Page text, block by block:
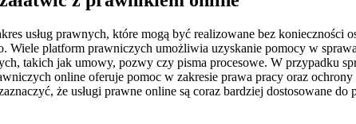
usług prawnych, które mogą być realizowane bez
Wiele platform prawniczych umożliwia uzyskanie pomocy w
takich jak umowy, pozwy czy pisma procesowe. W przypadku
online oferuje pomoc w zakresie prawa pracy oraz
że usługi prawne online są coraz bardziej dostosowane